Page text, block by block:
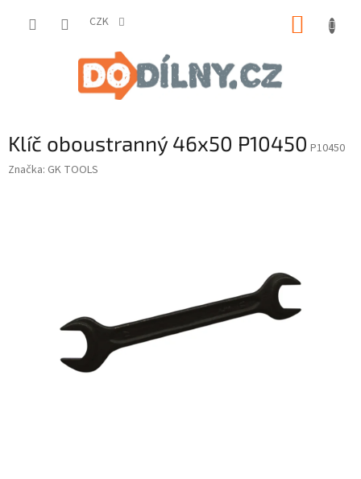
CZK
Klíč oboustranný 46x50 P10450 P10450
Značka: GK TOOLS